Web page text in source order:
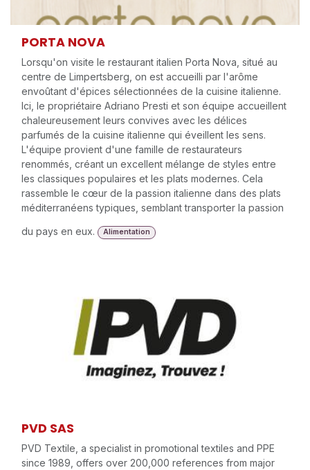
PORTA NOVA
Lorsqu'on visite le restaurant italien Porta Nova, situé au
centre de Limpertsberg, on est accueilli par l'arôme
envoûtant d'épices sélectionnées de la cuisine italienne.
Ici, le propriétaire Adriano Presti et son équipe accueillent
chaleureusement leurs convives avec les délices
parfumés de la cuisine italienne qui éveillent les sens.
L'équipe provient d'une famille de restaurateurs
renommés, créant un excellent mélange de styles entre
les classiques populaires et les plats modernes. Cela
rassemble le cœur de la passion italienne dans des plats
méditerranéens typiques, semblant transporter la passion
du pays en eux.
Alimentation
PVD SAS
PVD Textile, a specialist in promotional textiles and PPE
since 1989, offers over 200,000 references from major